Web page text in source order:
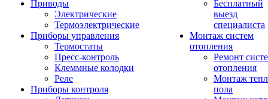
Приводы
Электрические
Термоэлектрические
Приборы управления
Термостаты
Пресс-контроль
Клеммные колодки
Реле
Приборы контроля
Бесплатный
выезд
специалиста
Монтаж систем
отопления
Ремонт
отопления
Монтаж
пола